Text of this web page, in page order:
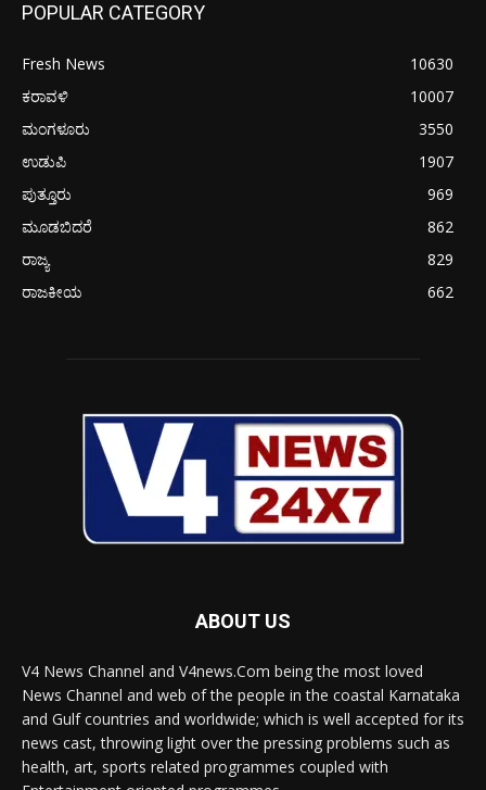
POPULAR CATEGORY
Fresh News
10630
ಕರಾವಳಿ
10007
ಮಂಗಳೂರು
3550
ಉಡುಪಿ
1907
ಪುತ್ತೂರು
969
ಮೂಡಬಿದರೆ
862
ರಾಜ್ಯ
829
ರಾಜಕೀಯ
662
ABOUT US
V4 News Channel and V4news.Com being the most loved
News Channel and web of the people in the coastal Karnataka
and Gulf countries and worldwide; which is well accepted for its
news cast, throwing light over the pressing problems such as
health, art, sports related programmes coupled with